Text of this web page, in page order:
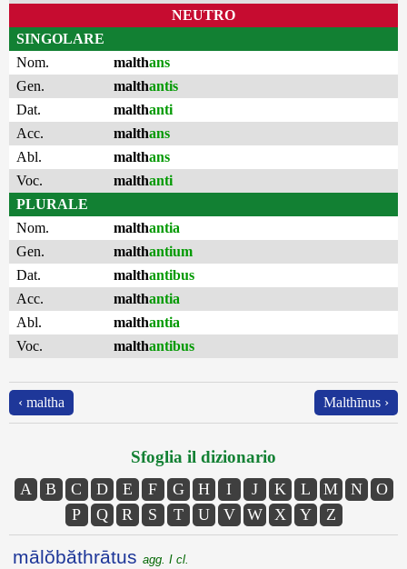
NEUTRO
SINGOLARE
Nom.
malthans
Gen.
malthantis
Dat.
malthanti
Acc.
malthans
Abl.
malthans
Voc.
malthanti
PLURALE
Nom.
malthantia
Gen.
malthantium
Dat.
malthantibus
Acc.
malthantia
Abl.
malthantia
Voc.
malthantibus
‹ maltha Malthīnus ›
Sfoglia il dizionario
A B C D E F G H I J K L M N
O
P
Q R S T U V W X Y Z
mālŏbăthrātus agg. I cl.